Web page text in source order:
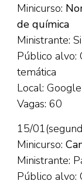
Minicurso:
de química
Ministrante:
Público alvo:
temática
Local:
Vagas: 60
15/
Minicurso:
Ministrante:
Público alvo: